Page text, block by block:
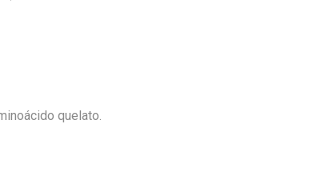
quelato.